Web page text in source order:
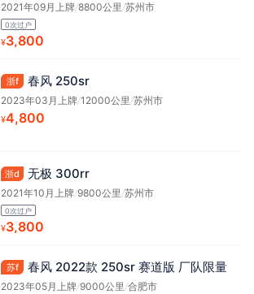
2021年09月上牌/8800公里/苏州市
0次过户
¥3,800
浙f 春风 250sr
2023年03月上牌/12000公里/苏州市
¥4,800
浙d 无极 300rr
2021年10月上牌/9800公里/苏州市
0次过户
¥3,800
苏f 春风 2022款 250sr 赛道版 厂队限量
2023年05月上牌/9000公里/合肥市